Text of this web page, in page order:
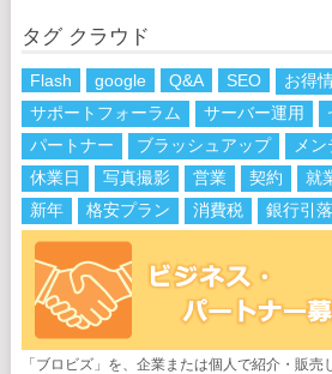
タグ クラウド
Flash google Q&A SEO お得
サポートフォーラム
サーバー運用
パートナー
ブラッシュアップ メ
休業日
写真撮影 営業 契約 就
新年
格安プラン 消費税 銀行引
「ブロビズ」を、企業または個人で紹介・販